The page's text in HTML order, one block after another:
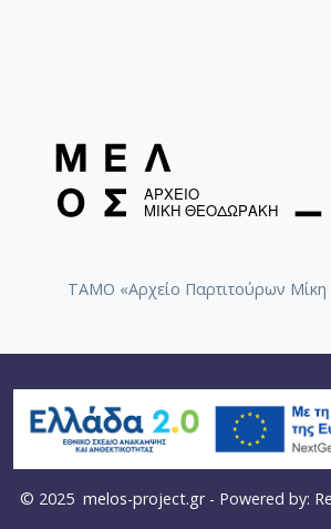
[Φάκελος] GR-As-MTH-
[Φάκελος] GR-As-MTH-
[Φάκελος] GR-As-MTH-
[Φάκελος] GR-As-MTH-
[Φάκελος] GR-As-MTH-
[Φάκελος] GR-As-MTH-
[Φάκελος] GR-As-MTH-
[Φάκελος] GR-As-MTH-
[Φάκελος] GR-As-MTH-
[Φάκελος] GR-As-MTH-
ΤΑΜΟ «Αρχείο Παρτιτούρων
© 2025 melos-project.gr- Powered by: